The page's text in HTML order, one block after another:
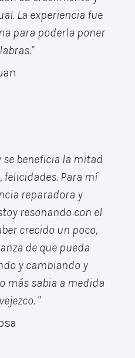
La experiencia fue
para poderla poner
"
se beneficia la mitad
felicidades. Para mí
reparadora y
resonando con el
crecido un poco,
de que pueda
y cambiando y
más sabia a medida
"